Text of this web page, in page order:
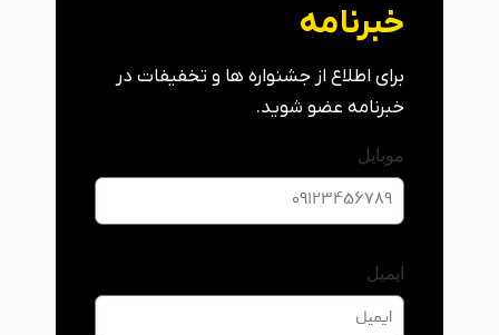
خبرنامه
برای اطلاع از جشنواره ها و تخفیفات در
خبرنامه عضو شوید.
موبایل
ایمیل